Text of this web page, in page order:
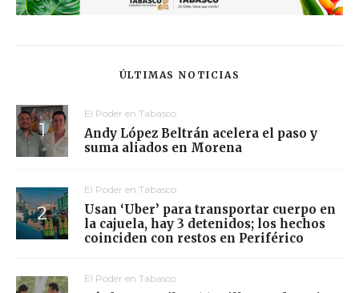
ÚLTIMAS NOTICIAS
El Poder en Tabasco
Andy López Beltrán acelera el paso y
suma aliados en Morena
El Poder en Tabasco
Usan ‘Uber’ para transportar cuerpo en
la cajuela, hay 3 detenidos; los hechos
coinciden con restos en Periférico
El Poder en Tabasco